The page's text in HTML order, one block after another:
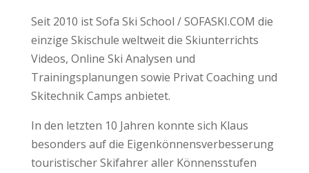
Seit 2010 ist Sofa Ski School / SOFASKI.COM die
einzige Skischule weltweit die Skiunterrichts
Videos, Online Ski Analysen und
Trainingsplanungen sowie Privat Coaching und
Skitechnik Camps anbietet.
In den letzten 10 Jahren konnte sich Klaus
besonders auf die Eigenkönnensverbesserung
touristischer Skifahrer aller Könnensstufen